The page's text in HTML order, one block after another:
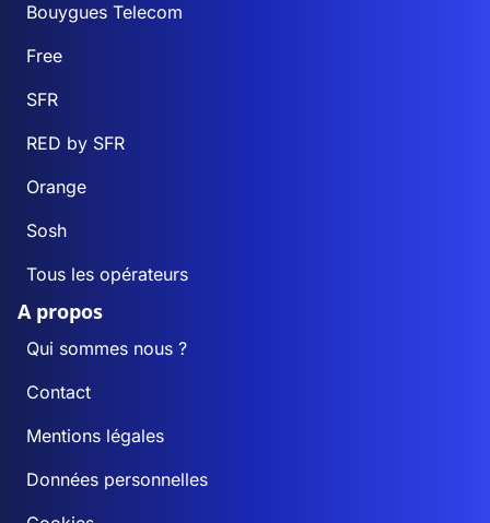
Bouygues Telecom
Free
SFR
RED by SFR
Orange
Sosh
Tous les opérateurs
A propos
Qui sommes nous ?
Contact
Mentions légales
Données personnelles